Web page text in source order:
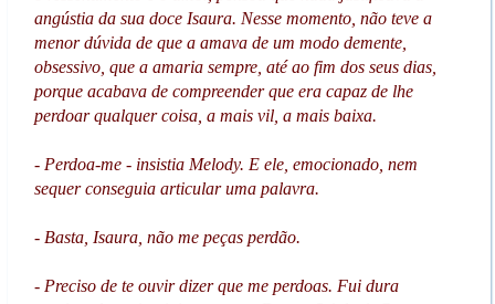
angústia da sua doce Isaura. Nesse momento, não teve a
menor dúvida de que a amava de um modo demente,
obsessivo, que a amaria sempre, até ao fim dos seus dias,
porque acabava de compreender que era capaz de lhe
perdoar qualquer coisa, a mais vil, a mais baixa.
- Perdoa-me - insistia Melody. E ele, emocionado, nem
sequer conseguia articular uma palavra.
- Basta, Isaura, não me peças perdão.
- Preciso de te ouvir dizer que me perdoas. Fui dura